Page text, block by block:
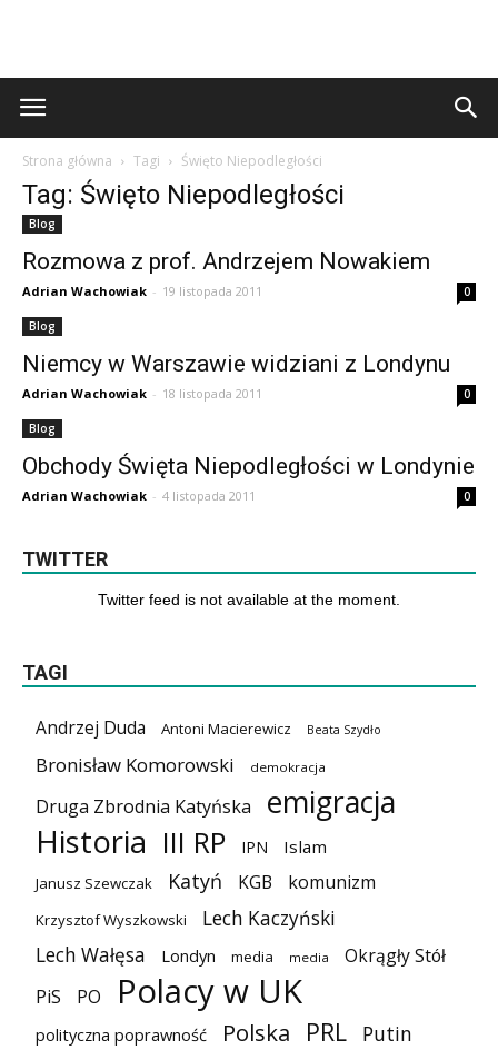
Strona główna Tagi Święto Niepodległości
Tag: Święto Niepodległości
Blog
Rozmowa z prof. Andrzejem Nowakiem
Adrian Wachowiak - 19 listopada 2011 0
Blog
Niemcy w Warszawie widziani z Londynu
Adrian Wachowiak - 18 listopada 2011 0
Blog
Obchody Święta Niepodległości w Londynie
Adrian Wachowiak - 4 listopada 2011 0
TWITTER
Twitter feed is not available at the moment.
TAGI
Andrzej Duda Antoni Macierewicz Beata Szydło
Bronisław Komorowski demokracja
Druga Zbrodnia Katyńska
emigracja
Historia III RP IPN Islam
Janusz Szewczak Katyń KGB komunizm
Krzysztof Wyszkowski
Lech Kaczyński
Lech Wałęsa
Londyn media media
Okrągły Stół
PiS
PO Polacy w UK
polityczna poprawność Polska PRL Putin